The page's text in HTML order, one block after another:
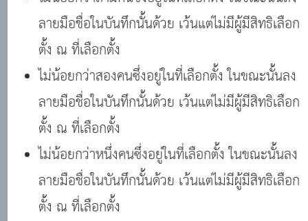
ลายมือชื่อในบันทึกนั้นด้วย เว้นแต่ไม่มีผู้มีสิทธิเลือก
ตั้ง ณ ที่เลือกตั้ง
ไม่น้อยกว่าสองคนซึ่งอยู่ในที่เลือกตั้ง ในขณะนั้นลง
ลายมือชื่อในบันทึกนั้นด้วย เว้นแต่ไม่มีผู้มีสิทธิเลือก
ตั้ง ณ ที่เลือกตั้ง
ไม่น้อยกว่าหนึ่งคนซึ่งอยู่ในที่เลือกตั้ง ในขณะนั้นลง
ลายมือชื่อในบันทึกนั้นด้วย เว้นแต่ไม่มีผู้มีสิทธิเลือก
ตั้ง ณ ที่เลือกตั้ง